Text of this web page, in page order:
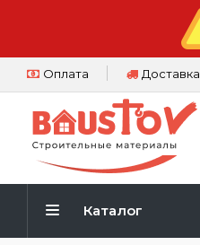
Оплата Доставка
Каталог